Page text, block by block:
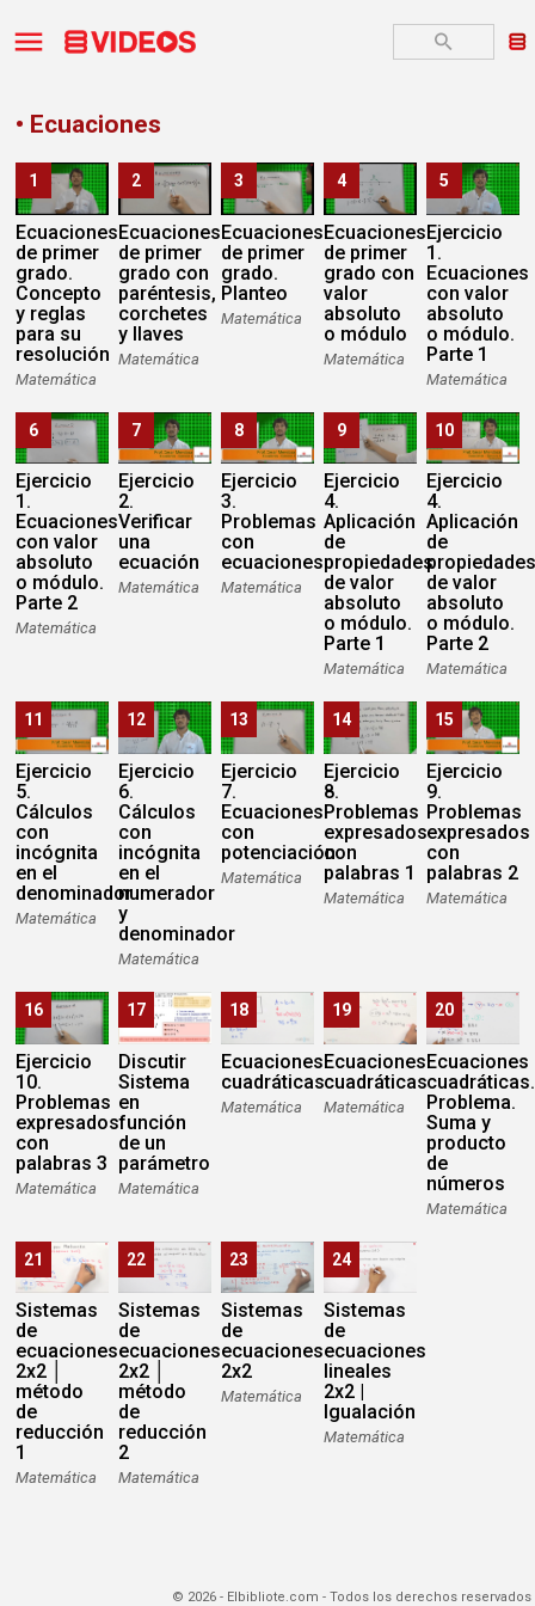
• Ecuaciones
1
Ecuaciones
de primer
grado.
Concepto
y reglas
para su
resolución
Matemática
2
Ecuaciones
de primer
grado con
paréntesis,
corchetes
y llaves
Matemática
3
Ecuaciones
de primer
grado.
Planteo
Matemática
4
Ecuaciones
de primer
grado con
valor
absoluto
o módulo
Matemática
5
Ejercicio
1.
Ecuaciones
con valor
absoluto
o módulo.
Parte 1
Matemática
6
Ejercicio
1.
Ecuaciones
con valor
absoluto
o módulo.
Parte 2
Matemática
7
Ejercicio
2.
Verificar
una
ecuación
Matemática
8
Ejercicio
3.
Problemas
con
ecuaciones
Matemática
9
Ejercicio
4.
Aplicación
de
propiedades
de valor
absoluto
o módulo.
Parte 1
Matemática
10
Ejercicio
4.
Aplicación
de
de valor
absoluto
o módulo.
Parte 2
Matemática
11
Ejercicio
5.
Cálculos
con
incógnita
en el
denominador
Matemática
12
Ejercicio
6.
Cálculos
con
incógnita
en el
numerador
y
denominador
Matemática
13
Ejercicio
7.
Ecuaciones
con
potenciación
Matemática
14
Ejercicio
8.
Problemas
expresados
con
palabras 1
Matemática
15
Ejercicio
9.
Problemas
expresados
con
palabras 2
Matemática
16
Ejercicio
10.
Problemas
expresados
con
palabras 3
Matemática
17
Discutir
Sistema
en
función
de un
parámetro
Matemática
18
Ecuaciones
cuadráticas
Matemática
19
Ecuaciones
cuadráticas
Matemática
20
Ecuaciones
cuadráticas.
Problema.
Suma y
producto
de
números
Matemática
21
Sistemas
de
ecuaciones
2x2 │
método
de
reducción
1
Matemática
22
Sistemas
de
ecuaciones
2x2 │
método
de
reducción
2
Matemática
23
Sistemas
de
ecuaciones
2x2
Matemática
24
Sistemas
de
ecuaciones
lineales
2x2 |
Igualación
Matemática
© 2026 - Elbibliote.com - Todos los derechos reservados